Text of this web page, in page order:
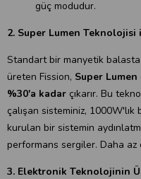
güç modudur.
2. Super Lumen Teknolojisi
Standart bir manyetik
üreten Fission, Super Lumen
%30'a kadar çıkarır. Bu
çalışan sisteminiz,
kurulan bir sistemin
performans sergiler. Daha az
3. Elektronik Teknolojinin